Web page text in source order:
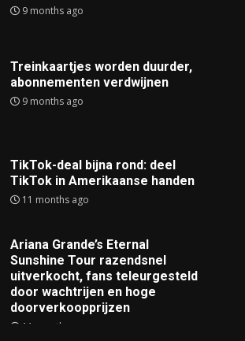
9 months ago
Treinkaartjes worden duurder,
abonnementen verdwijnen
9 months ago
TikTok-deal bijna rond: deel
TikTok in Amerikaanse handen
11 months ago
Ariana Grande’s Eternal
Sunshine Tour razendsnel
uitverkocht, fans teleurgesteld
door wachtrijen en hoge
doorverkoopprijzen
11 months ago